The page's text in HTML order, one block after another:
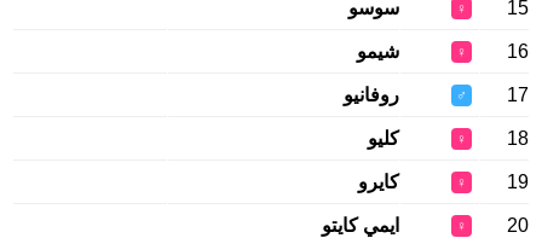
15
♀ سوسو
16
♀ شيمو
17
♂ روفانيو
18
♀ كليو
19
♀ كايرو
20
♀ ايمي كايتو